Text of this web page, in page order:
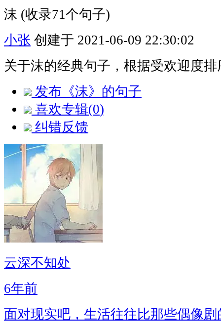
沫 (收录71个句子)
小张 创建于 2021-06-09 22:30:02
关于沫的经典句子，根据受欢迎度排
发布《沫》的句子
喜欢专辑(0)
纠错反馈
云深不知处
6年前
面对现实吧，生活往往比那些偶像